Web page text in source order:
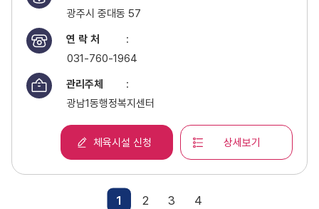
광주시 중대동 57
연 락 처
:
031-760-1964
관리주체
:
광남1동행정복지센터
체육시설 신청 상세보기
1 2 3 4